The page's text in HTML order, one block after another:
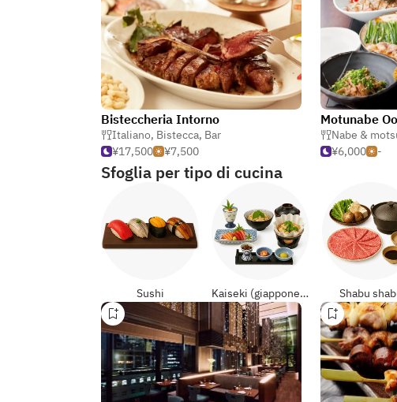
Bisteccheria Intorno
Italiano, Bistecca, Bar
¥17,500
¥7,500
Motunabe
Nabe &
¥6,000
-
Sfoglia per tipo di cucina
Sushi Kaiseki (giapponese formali) Shabu